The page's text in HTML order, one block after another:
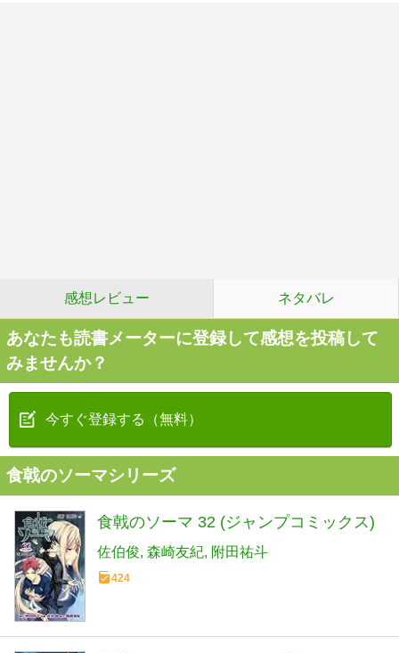
感想レビュー ネタバレ
あなたも読書メーターに登録して感想を投稿して
みませんか？
今すぐ登録する（無料）
食戟のソーマシリーズ
食戟のソーマ 32 (ジャンプコミックス)
佐伯俊 森崎友紀 附田祐斗
424